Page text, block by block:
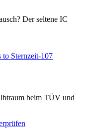
107
Der seltene IC
beim TÜV und